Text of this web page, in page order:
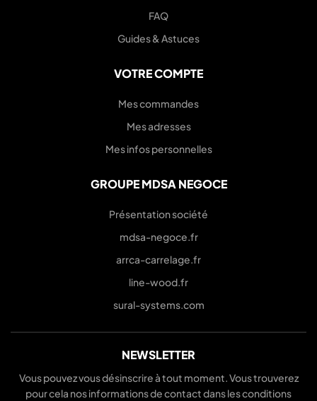
FAQ
Guides & Astuces
VOTRE COMPTE
Mes commandes
Mes adresses
Mes infos personnelles
GROUPE MDSA NEGOCE
Présentation société
mdsa-negoce.fr
arrca-carrelage.fr
line-wood.fr
sural-systems.com
NEWSLETTER
Vous pouvez vous désinscrire à tout moment. Vous trouverez
pour cela nos informations de contact dans les conditions